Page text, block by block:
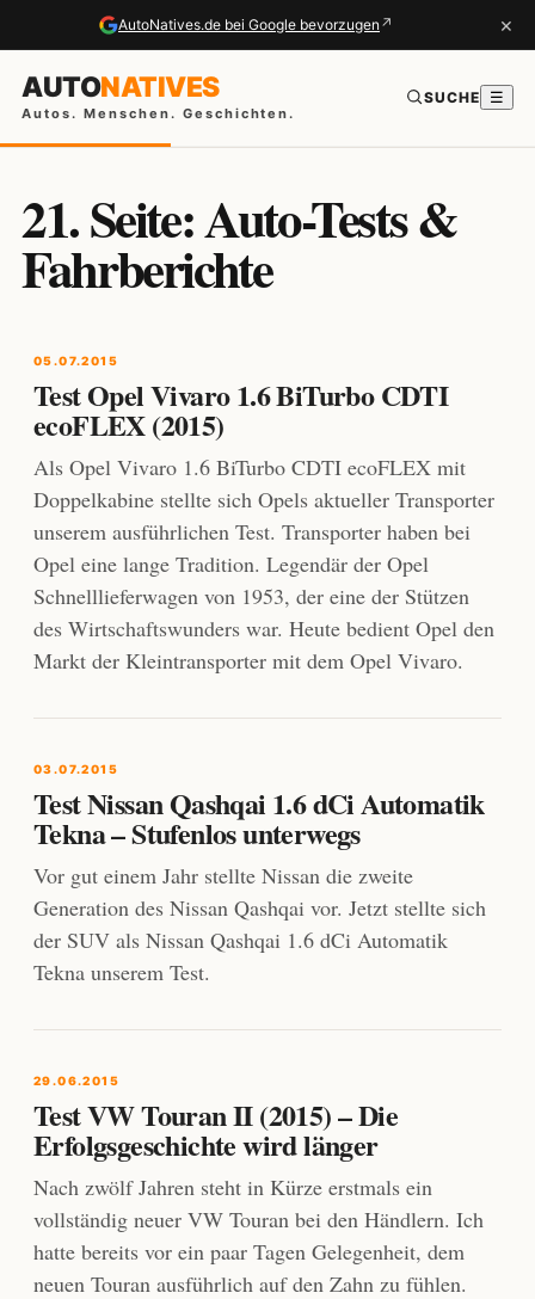
AutoNatives.de bei Google bevorzugen ↗ ×
AUTONATIVES
Autos. Menschen. Geschichten.
SUCHE ☰
21. Seite: Auto-Tests &
Fahrberichte
05.07.2015
Test Opel Vivaro 1.6 BiTurbo CDTI
ecoFLEX (2015)
Als Opel Vivaro 1.6 BiTurbo CDTI ecoFLEX mit
Doppelkabine stellte sich Opels aktueller Transporter
unserem ausführlichen Test. Transporter haben bei
Opel eine lange Tradition. Legendär der Opel
Schnelllieferwagen von 1953, der eine der Stützen
des Wirtschaftswunders war. Heute bedient Opel den
Markt der Kleintransporter mit dem Opel Vivaro.
03.07.2015
Test Nissan Qashqai 1.6 dCi Automatik
Tekna – Stufenlos unterwegs
Vor gut einem Jahr stellte Nissan die zweite
Generation des Nissan Qashqai vor. Jetzt stellte sich
der SUV als Nissan Qashqai 1.6 dCi Automatik
Tekna unserem Test.
29.06.2015
Test VW Touran II (2015) – Die
Erfolgsgeschichte wird länger
Nach zwölf Jahren steht in Kürze erstmals ein
vollständig neuer VW Touran bei den Händlern. Ich
hatte bereits vor ein paar Tagen Gelegenheit, dem
neuen Touran ausführlich auf den Zahn zu fühlen.